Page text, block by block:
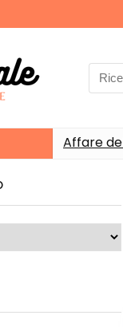
Search
for:
Affare